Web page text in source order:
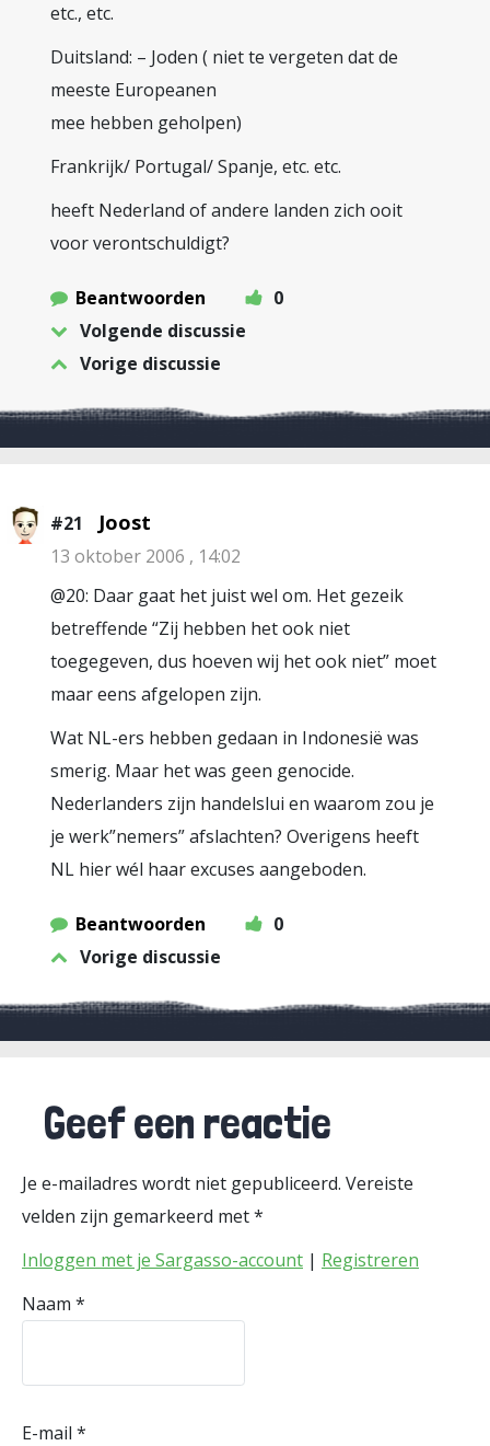
etc., etc.
Duitsland: – Joden ( niet te vergeten dat de
meeste Europeanen
mee hebben geholpen)
Frankrijk/ Portugal/ Spanje, etc. etc.
heeft Nederland of andere landen zich ooit
voor verontschuldigt?
Beantwoorden
0
Volgende discussie
Vorige discussie
#21 Joost
13 oktober 2006 , 14:02
@20: Daar gaat het juist wel om. Het gezeik
betreffende “Zij hebben het ook niet
toegegeven, dus hoeven wij het ook niet” moet
maar eens afgelopen zijn.
Wat NL-ers hebben gedaan in Indonesië was
smerig. Maar het was geen genocide.
Nederlanders zijn handelslui en waarom zou je
je werk”nemers” afslachten? Overigens heeft
NL hier wél haar excuses aangeboden.
Beantwoorden
0
Vorige discussie
Geef een reactie
Je e-mailadres wordt niet gepubliceerd. Vereiste
velden zijn gemarkeerd met*
Inloggen met je Sargasso-account | Registreren
Naam *
E-mail *